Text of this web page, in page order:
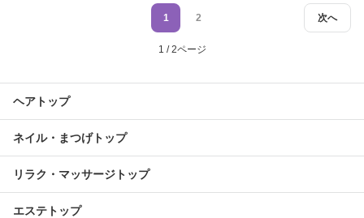
次へ
1 2
1 / 2ページ
ヘアトップ
ネイル・まつげトップ
リラク・マッサージトップ
エステトップ